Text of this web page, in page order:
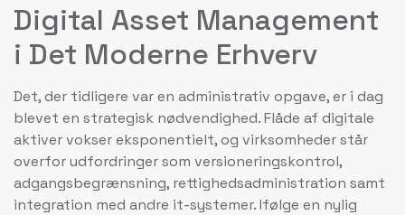
Digital Asset Management
i Det Moderne Erhverv
Det, der tidligere var en administrativ opgave, er i dag
blevet en strategisk nødvendighed. Flåde af digitale
aktiver vokser eksponentielt, og virksomheder står
overfor udfordringer som versioneringskontrol,
adgangsbegrænsning, rettighedsadministration samt
integration med andre it-systemer. Ifølge en nylig